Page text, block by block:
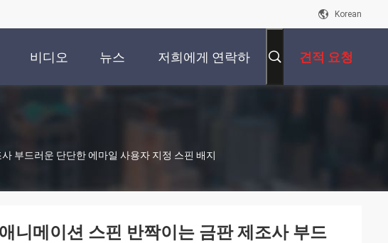
Korean
비디오 뉴스 저희에게 연락하 견적 요청
부드러운 단단한 에마일 사용자 지정 스핀 배지
니메이션 스핀 반짝이는 금판 제조사 부드